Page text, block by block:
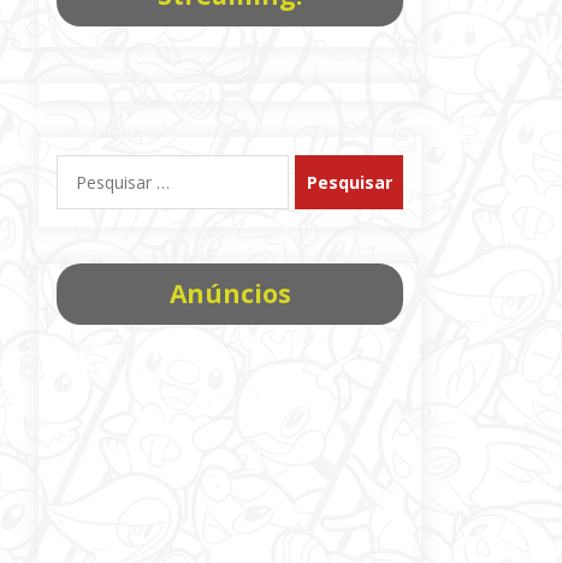
por:
Anúncios